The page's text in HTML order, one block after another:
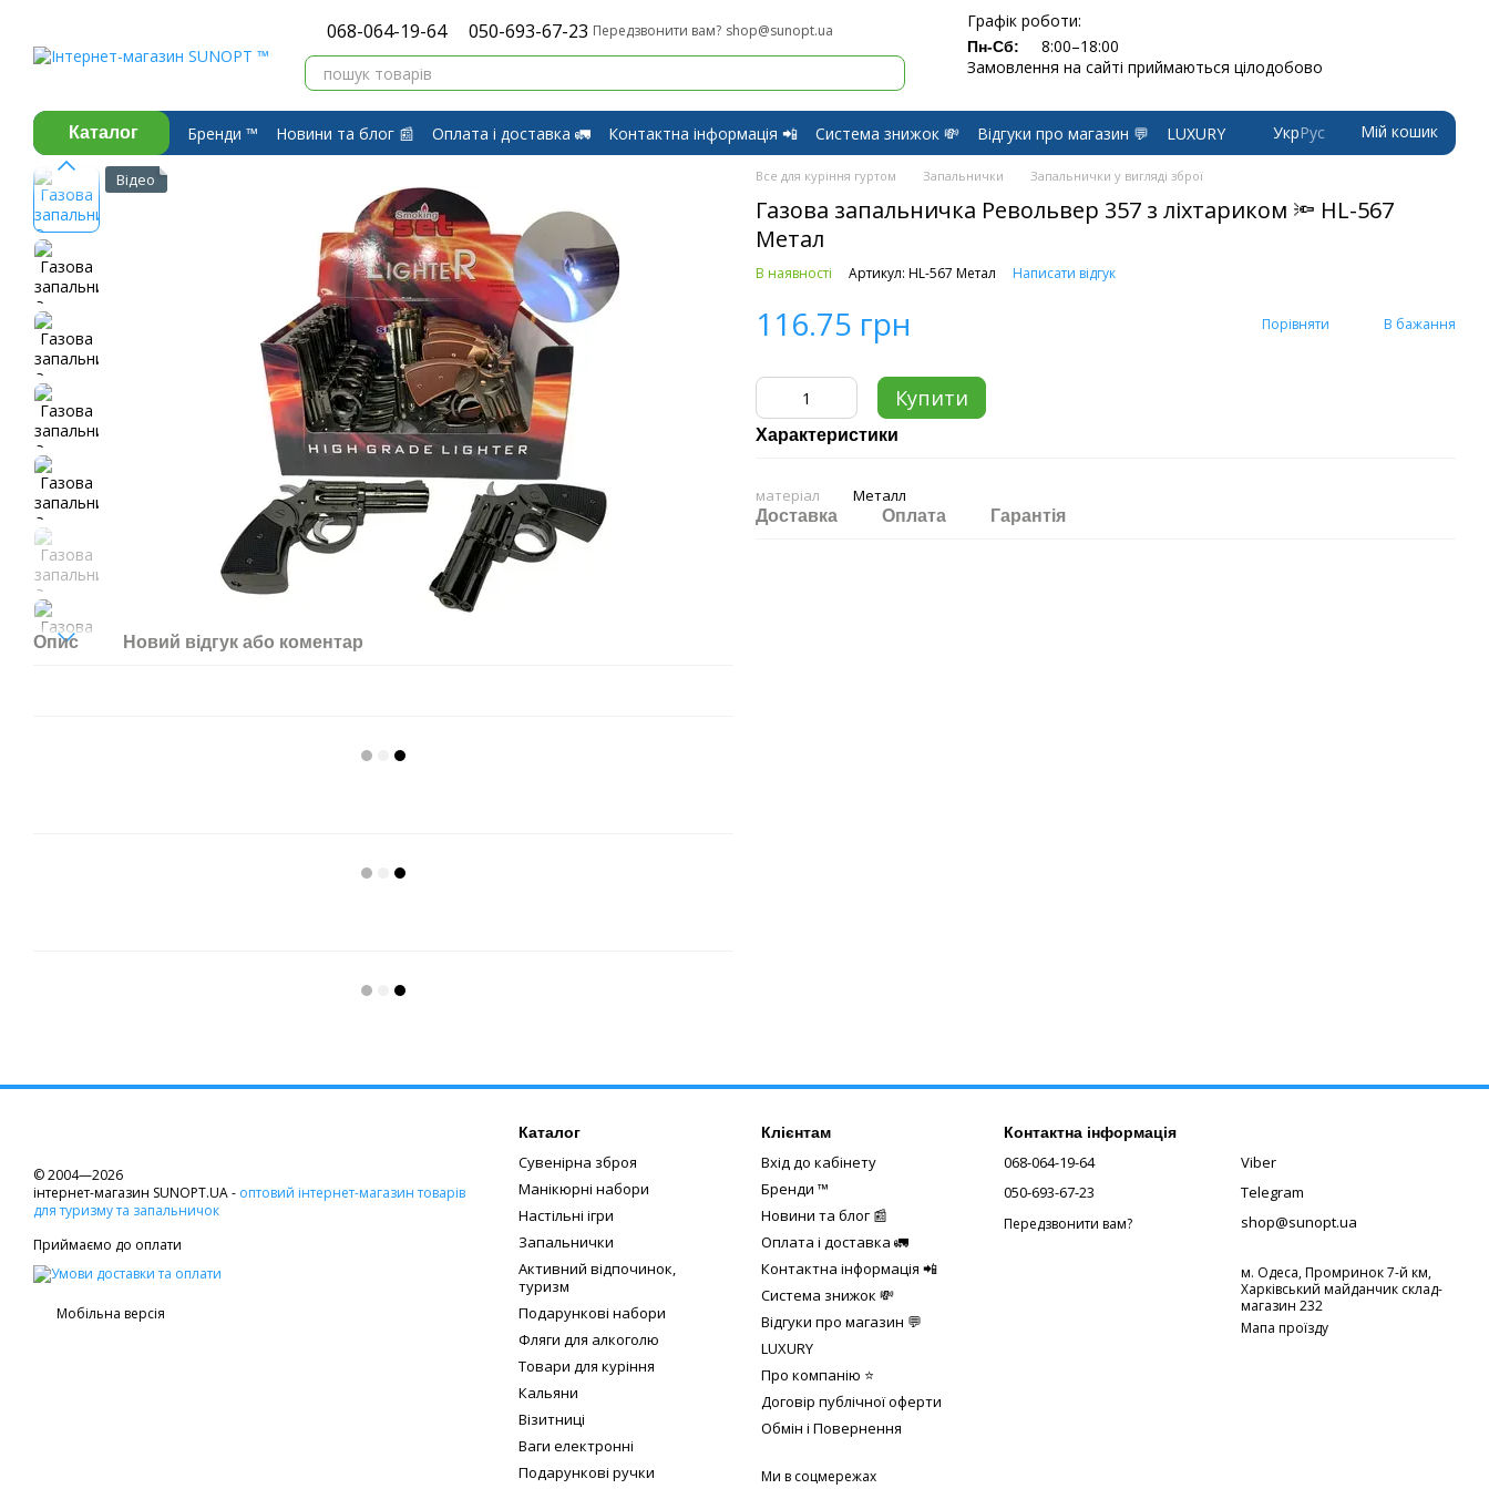
068-064-19-64 050-693-67-23 Передзвонити вам? shop@sunopt.ua Графік роботи:
Пн-Сб:
8:00–18:00
Замовлення на сайті приймаються цілодобово
Каталог Бренди ™️ Новини та блог 📰 Оплата і доставка 🚛 Контактна інформація 📲 Система знижок 💸 Відгуки про магазин 💬
LUXURY
Про компанію ⭐
Договір публічної оферти Обмін і Повернення
УкрРус Мій кошик
Відео
Опис Новий відгук або коментар
Все для куріння гуртом Запальнички Запальнички у вигляді зброї
Газова запальничка Револьвер 357 з ліхтариком 🔦 HL-567
Метал
В наявності Артикул: HL-567 Метал Написати відгук
116.75 грн Порівняти В бажання
Купити
Характеристики
матеріал Металл
Доставка Оплата Гарантія
© 2004—2026
інтернет-магазин SUNOPT.UA - оптовий інтернет-магазин товарів
для туризму та запальничок
Приймаємо до оплати
Мобільна версія
Каталог
Сувенірна зброя
Манікюрні набори
Настільні ігри
Запальнички
Активний відпочинок,
туризм
Подарункові набори
Фляги для алкоголю
Товари для куріння
Кальяни
Візитниці
Ваги електронні
Подарункові ручки
Клієнтам
Вхід до кабінету
Бренди ™️
Новини та блог 📰
Оплата і доставка 🚛
Контактна інформація 📲
Система знижок 💸
Відгуки про магазин 💬
LUXURY
Про компанію ⭐
Договір публічної оферти
Обмін і Повернення
Ми в соцмережах
Контактна інформація
068-064-19-64
050-693-67-23
Передзвонити вам?
Viber
Telegram
shop@sunopt.ua
м. Одеса, Промринок 7-й км,
Харківський майданчик склад-
магазин 232
Мапа проїзду